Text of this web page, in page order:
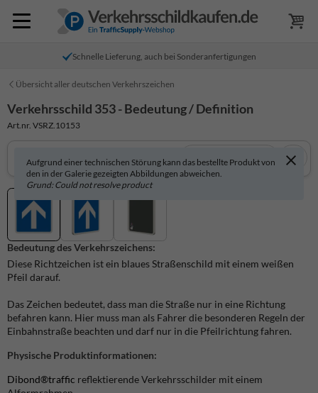
Schnelle Lieferung, auch bei Sonderanfertigungen
Übersicht aller deutschen Verkehrszeichen
Verkehrsschild 353 - Bedeutung / Definition
Art.nr. VSRZ.10153
Aufgrund einer technischen Störung kann das bestellte Produkt von
den in der Galerie gezeigten Abbildungen abweichen.
Grund: Could not resolve product
In 3D anzeigen
Bedeutung des Verkehrszeichens:
Diese Richtzeichen ist ein blaues Straßenschild mit einem weißen
Pfeil darauf.
Das Zeichen bedeutet, dass man die Straße nur in eine Richtung
befahren kann. Hier muss man als Fahrer die besonderen Regeln der
Einbahnstraße beachten und darf nur in die Pfeilrichtung fahren.
Physische Produktinformationen:
Dibond®traffic reflektierende Verkehrsschilder mit einem